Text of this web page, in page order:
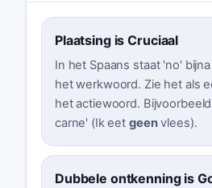
Plaatsing is Cruciaal
In het Spaans staat 'no'
het werkwoord. Zie het als
het actiewoord.
carne' (Ik eet geenvlees).
Dubbele ontkenning is